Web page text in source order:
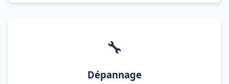
🔧
Dépannage